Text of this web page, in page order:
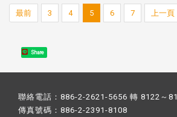
最前 3 4 5 6 7 上一頁
Share
聯絡電話：886-2-2621-5656 轉 8122～
傳真號碼：886-2-2391-8108